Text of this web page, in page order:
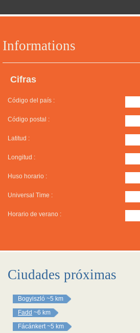
Informations
Cifras
Código del país :
Código postal :
Latitud :
Longitud :
Huso horario :
Universal Time :
Horario de verano :
Ciudades próximas
Bogyiszló ~5 km
Fadd ~6 km
Fácánkert ~5 km